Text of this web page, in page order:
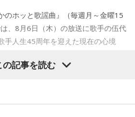
のホッと歌謡曲』（毎週月～金曜15
、8月6日（木）の放送に歌手の伍代
手人生45周年を迎えた現在の心境
の記事を読む